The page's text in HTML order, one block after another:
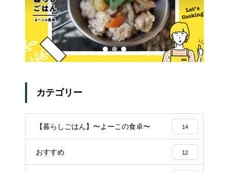
カテゴリー
【暮らしごはん】〜よーこの食卓〜 14
おすすめ 12